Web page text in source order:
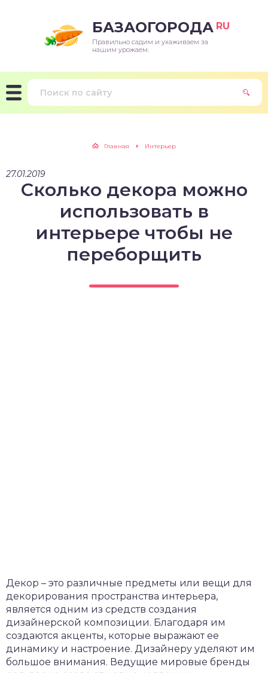
БАЗАОГОРОДА RU
Правильно садим и ухаживаем за
нашим урожаем.
Главная Интерьер
27.01.2019
Сколько декора можно
использовать в
интерьере чтобы не
переборщить
Декор – это различные предметы или вещи для
декорирования пространства интерьера,
является одним из средств создания
дизайнерской композиции. Благодаря им
создаются акценты, которые выражают ее
динамику и настроение. Дизайнеру уделяют им
большое внимания. Ведущие мировые бренды